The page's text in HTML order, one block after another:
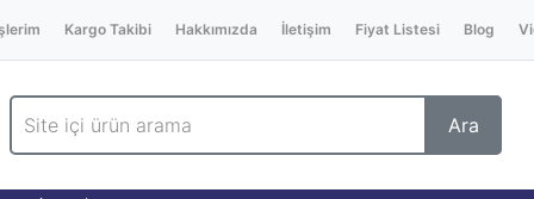
Kargo Takibi Hakkımızda İletişim Fiyat Listesi Blog
Ara